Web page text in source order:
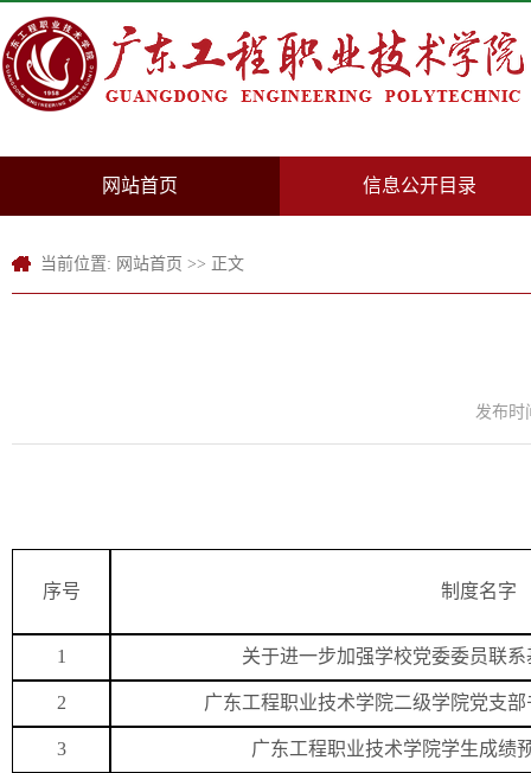
网站首页 信息公开目录
当前位置: 网站首页 >> 正文
发布时
序号 制度名字
1 关于进一步加强学校党委委员联
2 广东工程职业技术学院二级学院党支
3 广东工程职业技术学院学生成绩